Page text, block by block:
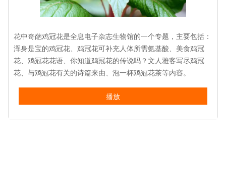
花中奇葩鸡冠花是全息电子杂志生物馆的一个专题，主要包括：
浑身是宝的鸡冠花、鸡冠花可补充人体所需氨基酸、美食鸡冠
花、鸡冠花花语、你知道鸡冠花的传说吗？文人雅客写尽鸡冠
花、与鸡冠花有关的诗篇来由、泡一杯鸡冠花茶等内容。
播放